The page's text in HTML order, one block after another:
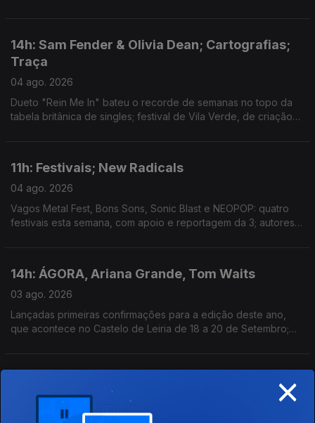
14h: Sam Fender & Olivia Dean; Cartografias;
Traça
04 ago. 2026
Dueto "Rein Me In" bateu o recorde de semanas no topo da
tabela britânica de singles; festival de Vila Verde, de criação
11h: Festivais; New Radicals
04 ago. 2026
Vagos Metal Fest, Bons Sons, Sonic Blast e NEOPOP: quatro
festivais esta semana, com apoio e reportagem da 3; autores
14h: ÁGORA, Ariana Grande, Tom Waits
03 ago. 2026
Lançadas primeiras confirmações para a edição deste ano,
que acontece no Castelo de Leiria de 18 a 20 de Setembro;
11h: Mucho Flow, Ocupar a Velga, Spider Man e
A Odisseia
03 ago. 2026
×